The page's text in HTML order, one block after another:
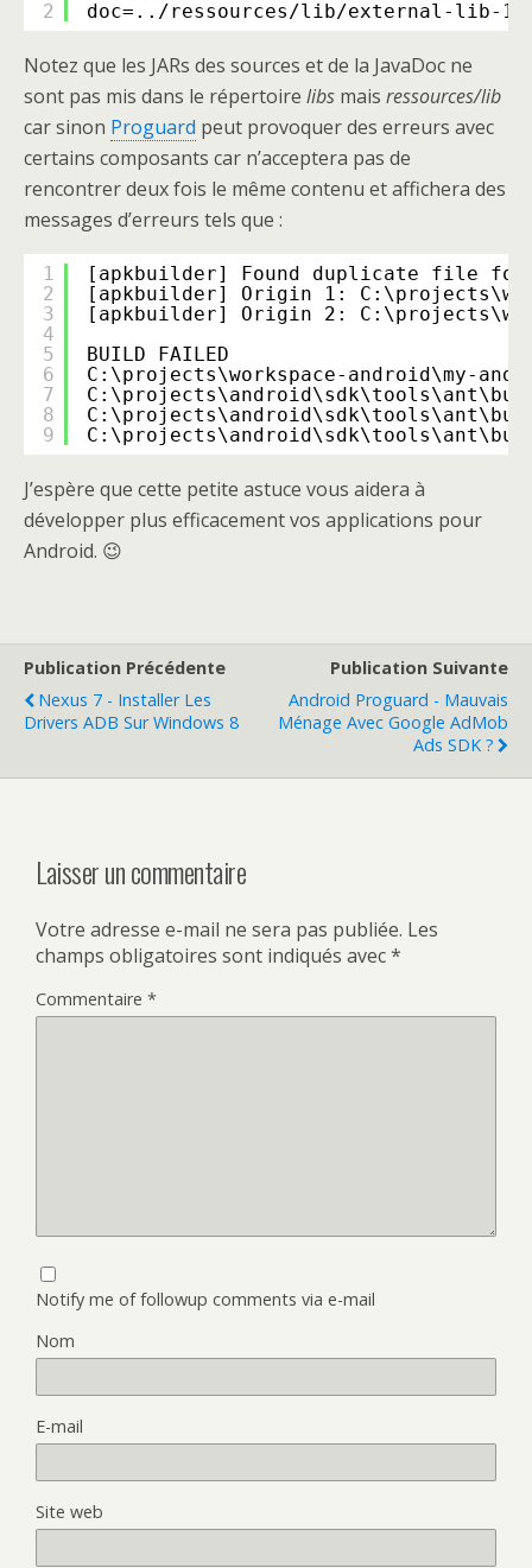
2
doc=../ressources/lib/external-lib-
Notez que les JARs des sources et de la JavaDoc ne
sont pas mis dans le répertoire libs mais ressources/lib
car sinon Proguard peut provoquer des erreurs avec
certains composants car n’acceptera pas de
rencontrer deux fois le même contenu et affichera des
messages d’erreurs tels que :
1
2
3
4
5
6
7
8
9
[apkbuilder] Found duplicate file for
[apkbuilder] Origin 1:
[apkbuilder] Origin 2:
BUILD FAILED
C:\projects\workspace-android\my-
J’espère que cette petite astuce vous aidera à
développer plus efficacement vos applications pour
Android. 😉
Publication Précédente
Nexus 7 - Installer Les
Drivers ADB Sur Windows 8
Publication Suivante
Android Proguard - Mauvais
Ménage Avec Google AdMob
Ads SDK ?
Laisser un commentaire
Votre adresse e-mail ne sera pas publiée. Les
champs obligatoires sont indiqués avec*
Commentaire *
Notify me of followup comments via e-mail
Nom
E-mail
Site web